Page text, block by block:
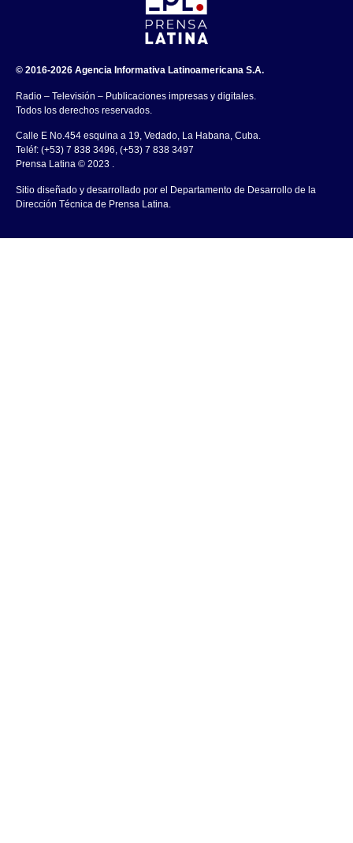
© 2016-2026 Agencia Informativa Latinoamericana S.A.
Radio – Televisión – Publicaciones impresas y digitales.
Todos los derechos reservados.
Calle E No.454 esquina a 19, Vedado, La Habana, Cuba.
Teléf: (+53) 7 838 3496, (+53) 7 838 3497
Prensa Latina © 2023 .
Sitio diseñado y desarrollado por el Departamento de Desarrollo de la
Dirección Técnica de Prensa Latina.